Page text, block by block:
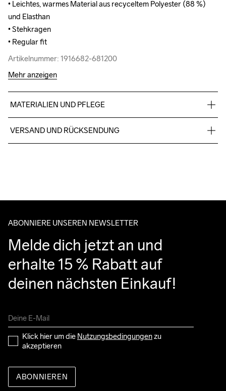
• Leichtes, warmes Material aus recyceltem Polyester (88 %)
und Elasthan
• Stehkragen
• Regular fit
Artikelnummer: 1916682-681200
• Leichtes, warmes Material aus recyceltem Polyester (88 %)
und Elasthan
• Stehkragen
• Regular fit
Artikelnummer: 1916682-681200
Mehr anzeigen
MATERIALIEN UND PFLEGE
88% Polyester (recycelt), 12% Elastan
VERSAND UND RÜCKSENDUNG
ABONNIERE UNSEREN NEWSLETTER
Melde dich jetzt an und
erhalte 15 % Rabatt auf
deinen nächsten Einkauf!
Klick hier um die Nutzungsbedingungen zu
akzeptieren
ABONNIEREN